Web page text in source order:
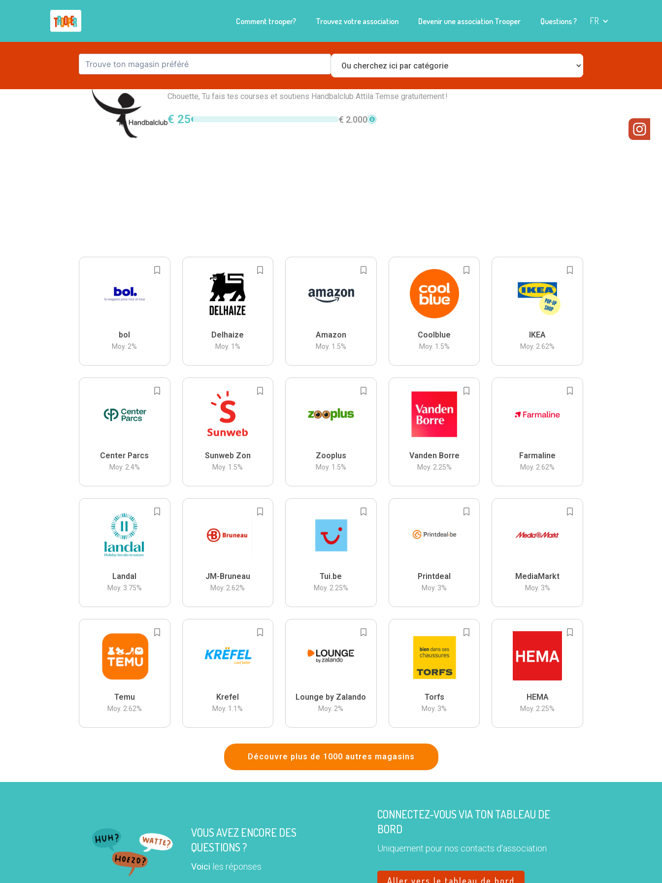
Comment trooper? Trouvez votre association Devenir une association Trooper Questions ? FR
Handbalclub Attila Temse
Chouette, Tu fais tes courses et soutiens Handbalclub Attila Temse gratuitement !
€ 25 € 2.000
bol
Moy. 2%
Delhaize
Moy. 1 %
Amazon
Moy. 1.5%
Coolblue
Moy. 1.5%
IKEA
Moy. 2.62%
Center Parcs
Moy. 2.4%
Sunweb Zon
Moy. 1.5%
Zooplus
Moy. 1.5%
Vanden Borre
Moy. 2.25%
Farmaline
Moy. 2.62%
Landal
Moy. 3.75%
JM-Bruneau
Moy. 2.62%
Tui.be
Moy. 2.25%
Printdeal
Moy. 3%
MediaMarkt
Moy. 3%
Temu
Moy. 2.62%
Krefel
Moy. 1.1 %
Lounge by Zalando
Moy. 2%
Torfs
Moy. 3%
HEMA
Moy. 2.25%
Découvre plus de 1000 autres magasins
VOUS AVEZ ENCORE DES
QUESTIONS ?
Voici les réponses
CONNECTEZ-VOUS VIA TON TABLEAU DE
BORD
Uniquement pour nos contacts d'association
Aller vers le tableau de bord